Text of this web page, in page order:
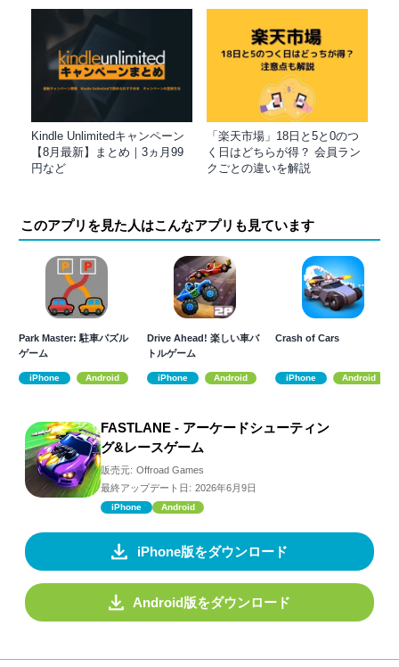
Kindle Unlimitedキャンペーン
【8月最新】まとめ｜3ヵ月99
円など
「楽天市場」18日と5と0のつ
く日はどちらが得？ 会員ラン
クごとの違いを解説
このアプリを見た人はこんなアプリも見ています
Park Master: 駐車パズル
ゲーム
iPhone Android
Drive Ahead! 楽しい車バ
トルゲーム
iPhone Android
Crash of Cars
iPhone Android
FASTLANE - アーケードシューティン
グ&レースゲーム
販売元: Offroad Games
最終アップデート日: 2026年6月9日
iPhone Android
iPhone版をダウンロード
Android版をダウンロード